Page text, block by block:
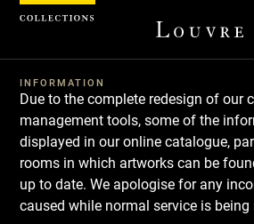
INFORMATION
Due to the complete redesign of our
management tools, some of the
displayed in our online catalogue,
rooms in which artworks can be
up to date. We apologise for any
caused while normal service is being
Cookies management panel